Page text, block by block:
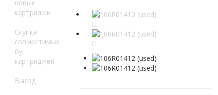
новые
картриджи
Скупка
совместимых
бу
картриджей
Выезд